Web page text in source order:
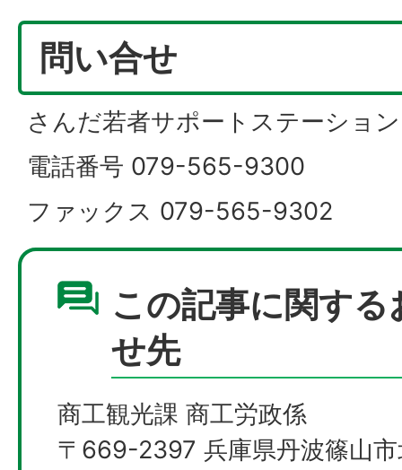
問い合せ
さんだ若者サポートステーション
電話番号 079-565-9300
ファックス 079-565-9302
この記事に関する
せ先
商工観光課 商工労政係
〒669-2397 兵庫県丹波篠山